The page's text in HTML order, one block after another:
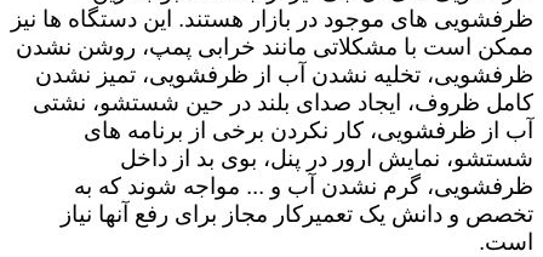
ظرفشویی های موجود در بازار هستند. این دستگاه ها نیز
ممکن است با مشکلاتی مانند خرابی پمپ، روشن نشدن
ظرفشویی، تخلیه نشدن آب از ظرفشویی، تمیز نشدن
کامل ظروف، ایجاد صدای بلند در حین شستشو، نشتی
آب از ظرفشویی، کار نکردن برخی از برنامه های
شستشو، نمایش ارور در پنل، بوی بد از داخل
ظرفشویی، گرم نشدن آب و ... مواجه شوند که به
تخصص و دانش یک تعمیرکار مجاز برای رفع آنها نیاز
است.